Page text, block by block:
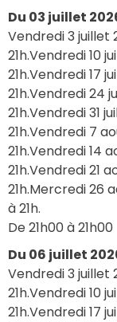
Du 03 juillet
Vendredi 3 juillet
21h.Vendredi 10
21h.Vendredi 17
21h.Vendredi 24
21h.Vendredi 31
21h.Vendredi 7
21h.Vendredi 14
21h.Vendredi 21
21h.Mercredi 26
à 21h.
De 21h00 à 21h00
Du 06 juillet
Vendredi 3 juillet
21h.Vendredi 10
21h.Vendredi 17